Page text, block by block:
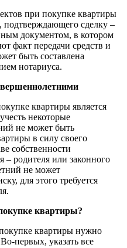
при покупке квартиры
подтверждающего сделку –
документом, в котором
факт передачи средств и
быть составлена
нотариуса.
квартиры является
некоторые
не может быть
в силу своего
собственности
– родителя или законного
не может
для этого требуется
квартиры?
квартиры нужно
Во-первых, указать все